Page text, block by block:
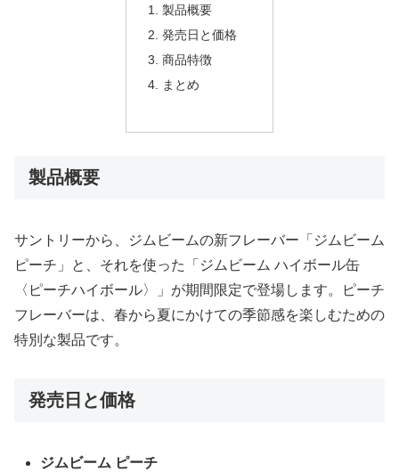
製品概要
発売日と価格
商品特徴
まとめ
製品概要
サントリーから、ジムビームの新フレーバー「ジムビーム
ピーチ」と、それを使った「ジムビーム ハイボール缶
〈ピーチハイボール〉」が期間限定で登場します。ピーチ
フレーバーは、春から夏にかけての季節感を楽しむための
特別な製品です。
発売日と価格
ジムビーム ピーチ